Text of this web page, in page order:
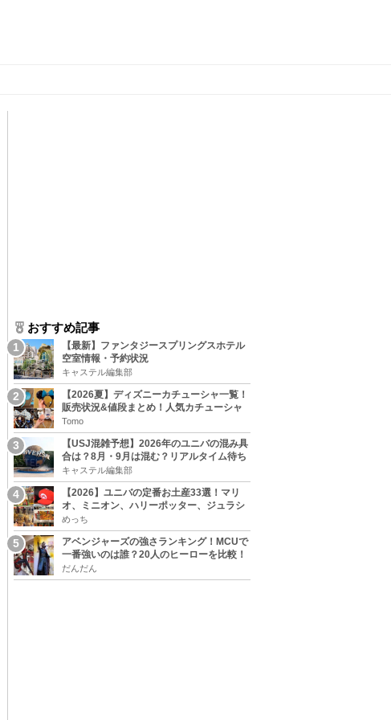
おすすめ記事
【最新】ファンタジースプリングスホテル
空室情報・予約状況
キャステル編集部
【2026夏】ディズニーカチューシャ一覧！
販売状況&値段まとめ！人気カチューシャ
をチェック
Tomo
【USJ混雑予想】2026年のユニバの混み具
合は？8月・9月は混む？リアルタイム待ち
時間アプリも
キャステル編集部
【2026】ユニバの定番お土産33選！マリ
オ、ミニオン、ハリーポッター、ジュラシ
ックパーク、セサミ、SINGなどのグッズ情
報
めっち
アベンジャーズの強さランキング！MCUで
一番強いのは誰？20人のヒーローを比較！
だんだん